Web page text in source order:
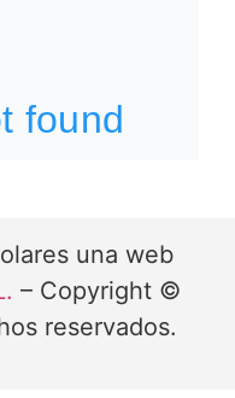
una web
– Copyright ©
reservados.